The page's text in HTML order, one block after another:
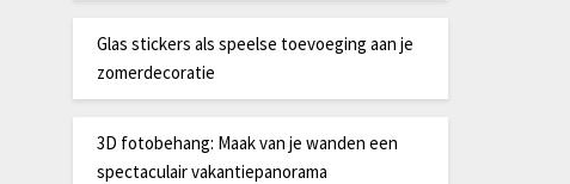
Glas stickers als speelse toevoeging aan je
zomerdecoratie
3D fotobehang: Maak van je wanden een
spectaculair vakantiepanorama